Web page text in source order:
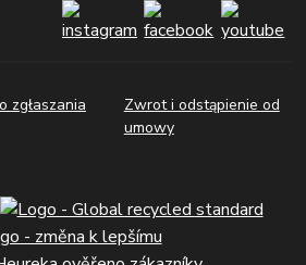
zgłaszania
Zwrot i odstąpienie od
umowy